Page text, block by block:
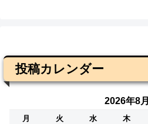
投稿カレンダー
2026年8月
月 火 水 木